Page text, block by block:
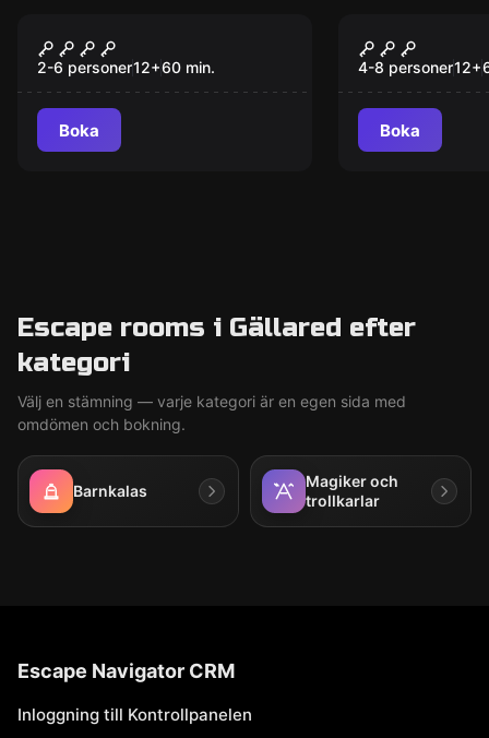
Lastrummet
2-6 personer12+60 min.
Boka
Ny
The
4-8 personer12+
Boka
Escape rooms i Gällared efter
kategori
Välj en stämning — varje kategori är en egen sida med
omdömen och bokning.
Barnkalas
Magiker och
trollkarlar
Escape Navigator CRM
Inloggning till Kontrollpanelen